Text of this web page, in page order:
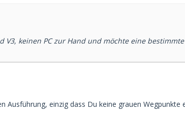
V3, keinen PC zur Hand und möchte eine
Ausführung, einzig dass Du keine grauen